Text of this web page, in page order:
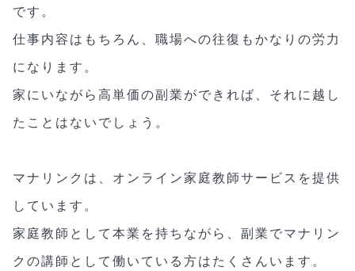
です。
仕事内容はもちろん、職場への往復もかなりの労力
になります。
家にいながら高単価の副業ができれば、それに越し
たことはないでしょう。
マナリンクは、オンライン家庭教師サービスを提供
しています。
家庭教師として本業を持ちながら、副業でマナリン
クの講師として働いている方はたくさんいます。